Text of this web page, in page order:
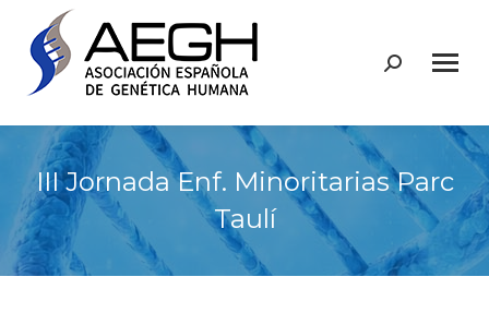
Buscar:
III Jornada Enf. Minoritarias Parc
Taulí